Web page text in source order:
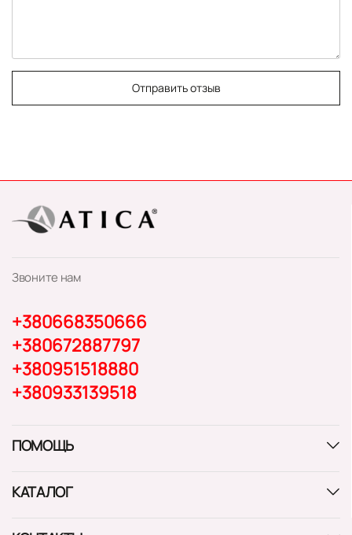
Отправить отзыв
Звоните нам
+380668350666
+380672887797
+380951518880
+380933139518
ПОМОЩЬ
КАТАЛОГ